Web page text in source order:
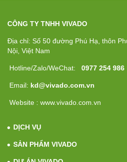
CÔNG TY TNHH VIVADO
Địa chỉ: Số 50 đường Phú Hạ, thôn
Nội, Việt Nam
Hotline/Zalo/WeChat: 0977 254 986
Email: kd@vivado.com.vn
Website : www.vivado.com.vn
DỊCH VỤ
SẢN PHẨM VIVADO